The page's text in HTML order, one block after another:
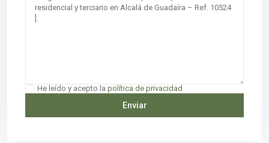
He leído y acepto la política de privacidad